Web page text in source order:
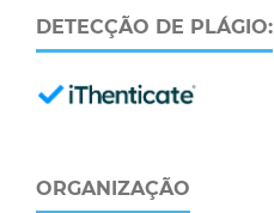
DETECÇÃO DE PLÁGIO:
ORGANIZAÇÃO